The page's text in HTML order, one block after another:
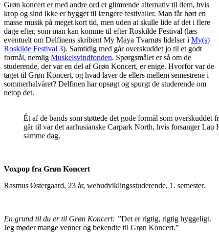
Grøn koncert er med andre ord et glimrende alternativ til dem, hvis
krop og sind ikke er bygget til længere festivaller. Man får hørt en
masse musik på meget kort tid, men uden at skulle lide af det i flere
dage efter, som man kan komme til efter Roskilde Festival (læs
eventuelt om Delfinens skribent My Maya Tvarnøs lidelser i My(s)
Roskilde Festival 3). Samtidig med går overskuddet jo til et godt
formål, nemlig Muskelsvindfonden. Spørgsmålet er så om de
studerende, der var en del af Grøn Koncert, er enige. Hvorfor var de
taget til Grøn Koncert, og hvad laver de ellers mellem semestrene i
sommerhalvåret? Delfinen har opsøgt og spurgt de studerende om
netop det.
Ét af de bands som støttede det gode formål som overskuddet
går til var det aarhusianske Carpark North, hvis forsanger Lau
samme dag.
Voxpop fra Grøn Koncert
Rasmus Østergaard, 23 år, webudviklingsstuderende, 1. semester.
En grund til du er til Grøn Koncert: ”Det er rigtig, rigtig hyggeligt.
Jeg møder mange venner og bekendte til Grøn Koncert.”